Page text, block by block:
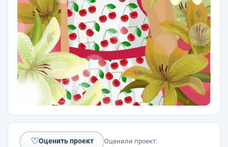
♡Оценить проект Оценили проект: